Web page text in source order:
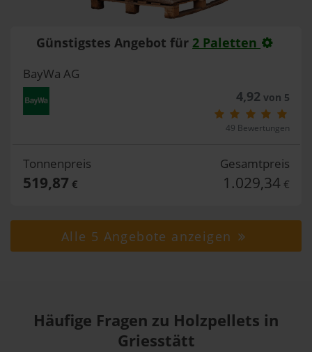
Günstigstes Angebot für 2 Paletten
BayWa AG
4,92von 5
49 Bewertungen
Tonnenpreis
519,87 €
Gesamtpreis
1.029,34 €
Alle 5 Angebote anzeigen
Häufige Fragen zu Holzpellets in
Griesstätt